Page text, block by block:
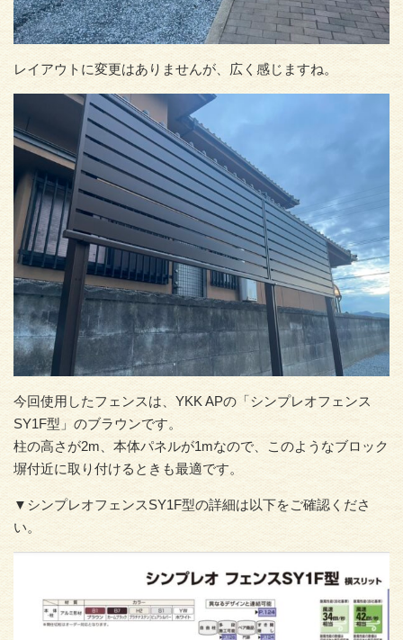
レイアウトに変更はありませんが、広く感じますね。
今回使用したフェンスは、YKK APの「シンプレオフェンス
SY1F型」のブラウンです。
柱の高さが2m、本体パネルが1mなので、このようなブロック
塀付近に取り付けるときも最適です。
▼シンプレオフェンスSY1F型の詳細は以下をご確認くださ
い。